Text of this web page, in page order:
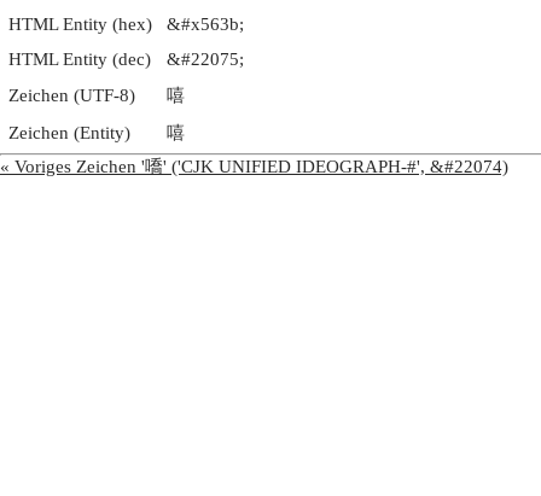
HTML Entity (hex)
&#x563b;
HTML Entity (dec)
&#22075;
Zeichen (UTF-8)
嘻
Zeichen (Entity)
嘻
« Voriges Zeichen '嘺' ('CJK UNIFIED IDEOGRAPH-#', &#22074)